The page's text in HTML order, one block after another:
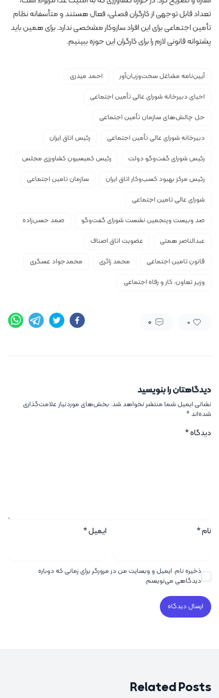
تعداد قابل توجهی از کارگران فصلی، فعال هستند و متأسفانه نظام
تأمین اجتماعی برای این افراد سازوکار مشخصی ندارد. برای همین باید
پشتوانه قانونی لازم را برای کارگران این حوزه ببینیم.
آیین‌نامه مشاغل سخت‌وزیان‌آور
احمد میدری
احیای دبیرخانه شورای عالی تأمین اجتماعی
حل چالش‌های سازمان تأمین اجتماعی
دبیرخانه شورای عالی تأمین اجتماعی
رئیس اتاق ایران
رئیس شورای گفت‌وگو دولت
رئیس کمیسیون کشاورزی مجلس
رئیس مرکز بهبود کسب‌وکار اتاق ایران
سازمان تامین اجتماعی
شورای عالی تامین اجتماعی
صد وبیست‌ وپنجمین نشست شورای گفت‌وگو
صمد حسن‌زاده
عبدالناصر همتی
عضویت اتاق اصناف
قانون تامین اجتماعی
محمد زائری
محمدجواد عسگری
وزیر تعاون، کار و رفاه اجتماعی
0
0
دیدگاهتان را بنویسید
نشانی ایمیل شما منتشر نخواهد شد. بخش‌های موردنیاز علامت‌گذاری
شده‌اند*
دیدگاه*
نام* ایمیل*
ذخیره نام، ایمیل و وبسایت من در مرورگر برای زمانی که دوباره
دیدگاهی می‌نویسم.
Related Posts